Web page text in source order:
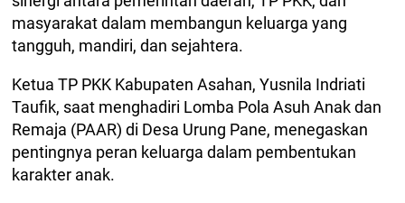
masyarakat dalam membangun keluarga yang
tangguh, mandiri, dan sejahtera.
Ketua TP PKK Kabupaten Asahan, Yusnila Indriati
Taufik, saat menghadiri Lomba Pola Asuh Anak dan
Remaja (PAAR) di Desa Urung Pane, menegaskan
pentingnya peran keluarga dalam pembentukan
karakter anak.